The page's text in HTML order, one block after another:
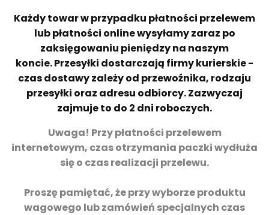
Każdy towar w przypadku płatności przelewem
lub płatności online wysyłamy zaraz po
zaksięgowaniu pieniędzy na naszym
koncie. Przesyłki dostarczają firmy kurierskie -
czas dostawy zależy od przewoźnika, rodzaju
przesyłki oraz adresu odbiorcy. Zazwyczaj
zajmuje to do 2 dni roboczych.
Uwaga! Przy płatności przelewem
internetowym, czas otrzymania paczki wydłuża
się o czas realizacji przelewu.
Proszę pamiętać, że przy wyborze produktu
wagowego lub zamówień specjalnych czas